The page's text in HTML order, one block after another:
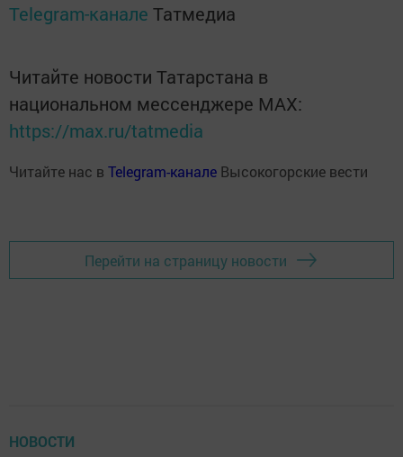
Telegram-канале Татмедиа
Читайте новости Татарстана в
национальном мессенджере MАХ:
https://max.ru/tatmedia
Читайте нас в Telegram-канале Высокогорские вести
Перейти на страницу новости
НОВОСТИ